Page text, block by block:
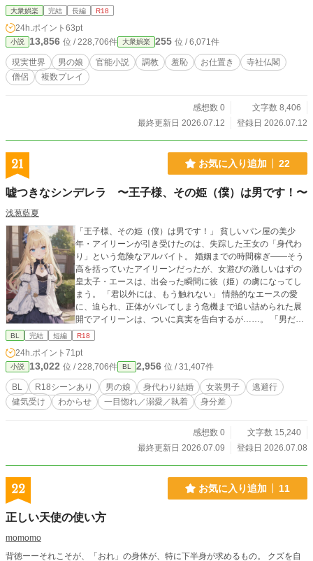
の運命は大きく狂い始めることになる。
大衆娯楽 完結 長編 R18
24h.ポイント 63pt
小説 13,856 位 / 228,706件 大衆娯楽 255 位 / 6,071件
現実世界 男の娘 官能小説 調教 羞恥 お仕置き
寺社仏閣
僧侶
複数プレイ
感想数 0
文字数 8,406
最終更新日 2026.07.12
登録日 2026.07.12
21 お気に入り追加 22
嘘つきなシンデレラ 〜王子様、その姫（僕）は男です！〜
浅葱藍夏
「王子様、その姫（僕）は男です！」 貧しいパン屋の美少
年・アイリーンが引き受けたのは、失踪した王女の「身代わ
り」という危険なアルバイト。 婚姻までの時間稼ぎ――そう
高を括っていたアイリーンだったが、女遊びの激しいはずの
皇太子・エースは、出会った瞬間に彼（姫）の虜になってし
まう。 「君以外には、もう触れない」 情熱的なエースの愛
に、迫られ、正体がバレてしまう危機まで追い詰められた展
開でアイリーンは、ついに真実を告白するが……。 「男だと
白状すれば、俺が諦めるとでも思ったのか？」 暴かれる秘
大騒動へと発展していく――！ 執着王子×健気な身代わり少
年の、ドラマチック・ラブストーリー。
BL 完結 短編 R18
24h.ポイント 71pt
小説 13,022 位 / 228,706件 BL 2,956 位 / 31,407件
BL R18シーンあり 男の娘 身代わり結婚 女装男子
逃避行
健気受け
わからせ 一目惚れ／溺愛／執着 身分差
感想数 0
文字数 15,240
最終更新日 2026.07.09
登録日 2026.07.08
22 お気に入り追加 11
正しい天使の使い方
momomo
背徳ーーそれこそが、「おれ」の身体が、特に下半身が求めるもの。 クズを自